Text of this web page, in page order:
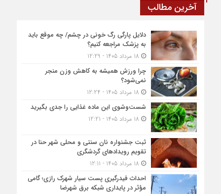
آخرین مطالب
دلایل پارگی رگ خونی در چشم/ چه موقع باید
به پزشک مراجعه کنیم؟
چرا ورزش همیشه به کاهش وزن منجر
نمی‌شود؟
شست‌وشوی این ماده غذایی را جدی بگیرید
ثبت جشنواره نان سنتی و محلی شهر حنا در
تقویم رویداد‌های گردشگری
احداث فیدرگیری پست سیار شهرک رازی؛ گامی
مؤثر در پایداری شبکه برق شهرضا